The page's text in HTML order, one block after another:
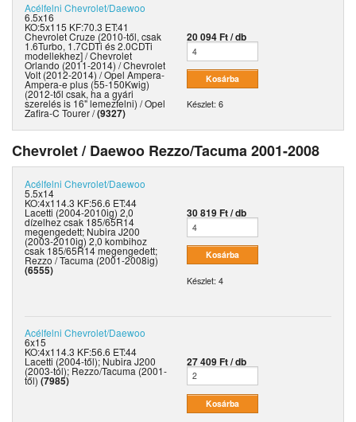
Acélfelni Chevrolet/Daewoo
6.5x16
KO:5x115 KF:70.3 ET:41
Chevrolet Cruze (2010-től, csak
1.6Turbo, 1.7CDTi és 2.0CDTi
modellekhez] / Chevrolet
Orlando (2011-2014) / Chevrolet
Volt (2012-2014) / Opel Ampera-
Ampera-e plus (55-150Kwig)
(2012-től csak, ha a gyári
szerelés is 16" lemezfelni) / Opel
Zafira-C Tourer /(9327)
20 094 Ft / db
Készlet: 6
Chevrolet / Daewoo Rezzo/Tacuma 2001-2008
Acélfelni Chevrolet/Daewoo
5.5x14
KO:4x114.3 KF:56.6 ET:44
Lacetti (2004-2010ig) 2,0
dízelhez csak 185/65R14
megengedett; Nubira J200
(2003-2010ig) 2,0 kombihoz
csak 185/65R14 megengedett;
Rezzo / Tacuma (2001-2008ig)
(6555)
30 819 Ft / db
Készlet: 4
Acélfelni Chevrolet/Daewoo
6x15
KO:4x114.3 KF:56.6 ET:44
Lacetti (2004-től); Nubira J200
(2003-tól); Rezzo/Tacuma (2001-
től) (7985)
27 409 Ft / db